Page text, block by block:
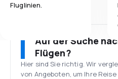
Fluglinien.
Auf der Suche
Flügen?
Hier sind Sie richtig. Wir
von Angeboten, um Ihre